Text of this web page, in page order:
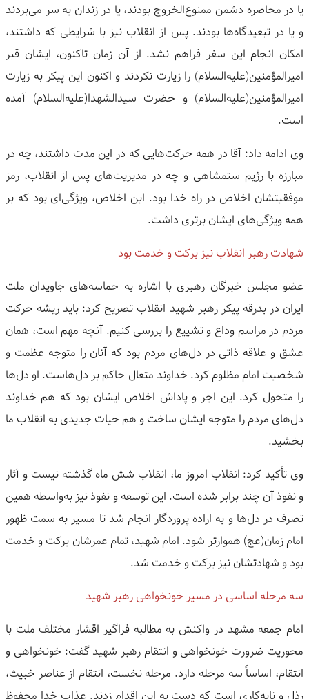
یا در محاصره دشمن ممنوع‌الخروج بودند، یا در زندان به سر می‌بردند
و یا در تبعیدگاه‌ها بودند. پس از انقلاب نیز با شرایطی که داشتند،
امکان انجام این سفر فراهم نشد. از آن زمان تاکنون، ایشان قبر
امیرالمؤمنین(علیه‌السلام) را زیارت نکردند و اکنون این پیکر به زیارت
امیرالمؤمنین(علیه‌السلام) و حضرت سیدالشهدا(علیه‌السلام) آمده
است.
وی ادامه داد: آقا در همه حرکت‌هایی که در این مدت داشتند، چه در
مبارزه با رژیم ستمشاهی و چه در مدیریت‌های پس از انقلاب، رمز
موفقیتشان اخلاص در راه خدا بود. این اخلاص، ویژگی‌ای بود که بر
همه ویژگی‌های ایشان برتری داشت.
شهادت رهبر انقلاب نیز برکت و خدمت بود
عضو مجلس خبرگان رهبری با اشاره به حماسه‌های جاویدان ملت
ایران در بدرقه پیکر رهبر شهید انقلاب تصریح کرد: باید ریشه حرکت
مردم در مراسم وداع و تشییع را بررسی کنیم. آنچه مهم است، همان
عشق و علاقه ذاتی در دل‌های مردم بود که آنان را متوجه عظمت و
شخصیت امام مظلوم کرد. خداوند متعال حاکم بر دل‌هاست. او دل‌ها
را متحول کرد. این اجر و پاداش اخلاص ایشان بود که هم خداوند
دل‌های مردم را متوجه ایشان ساخت و هم حیات جدیدی به انقلاب ما
بخشید.
وی تأکید کرد: انقلاب امروز ما، انقلاب شش ماه گذشته نیست و آثار
و نفوذ آن چند برابر شده است. این توسعه و نفوذ نیز به‌واسطه همین
تصرف در دل‌ها و به اراده پروردگار انجام شد تا مسیر به سمت ظهور
امام زمان(عج) هموارتر شود. امام شهید، تمام عمرشان برکت و خدمت
بود و شهادتشان نیز برکت و خدمت شد.
سه مرحله اساسی در مسیر خونخواهی رهبر شهید
امام جمعه مشهد در واکنش به مطالبه فراگیر اقشار مختلف ملت با
محوریت ضرورت خونخواهی و انتقام رهبر شهید گفت: خونخواهی و
انتقام، اساساً سه مرحله دارد. مرحله نخست، انتقام از عناصر خبیث،